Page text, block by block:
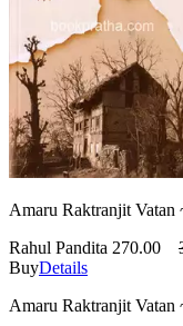
Amaru Raktranjit Vatan
Rahul Pandita 270.00
BuyDetails
Amaru Raktranjit